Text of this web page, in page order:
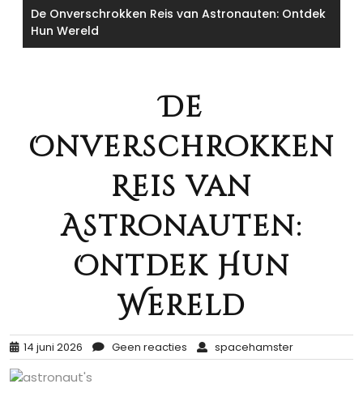
De Onverschrokken Reis van Astronauten: Ontdek
Hun Wereld
De
Onverschrokken
Reis van
Astronauten:
Ontdek Hun
Wereld
14 juni 2026 Geen reacties spacehamster